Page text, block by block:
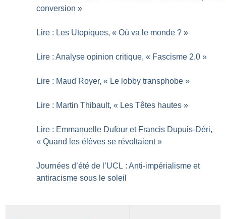
conversion »
Lire : Les Utopiques, « Où va le monde ? »
Lire : Analyse opinion critique, « Fascisme 2.0 »
Lire : Maud Royer, « Le lobby transphobe »
Lire : Martin Thibault, « Les Têtes hautes »
Lire : Emmanuelle Dufour et Francis Dupuis-Déri,
« Quand les élèves se révoltaient »
Journées d’été de l’UCL : Anti-impérialisme et
antiracisme sous le soleil